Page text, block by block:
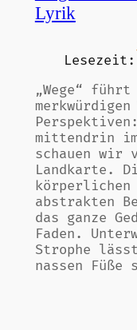
Lyrik
Lesezeit:
„Wege“
mittendrin im
schauen wir
Landkarte.
körperlichen
abstrakten
das ganze
Faden.
Strophe
nassen Füße